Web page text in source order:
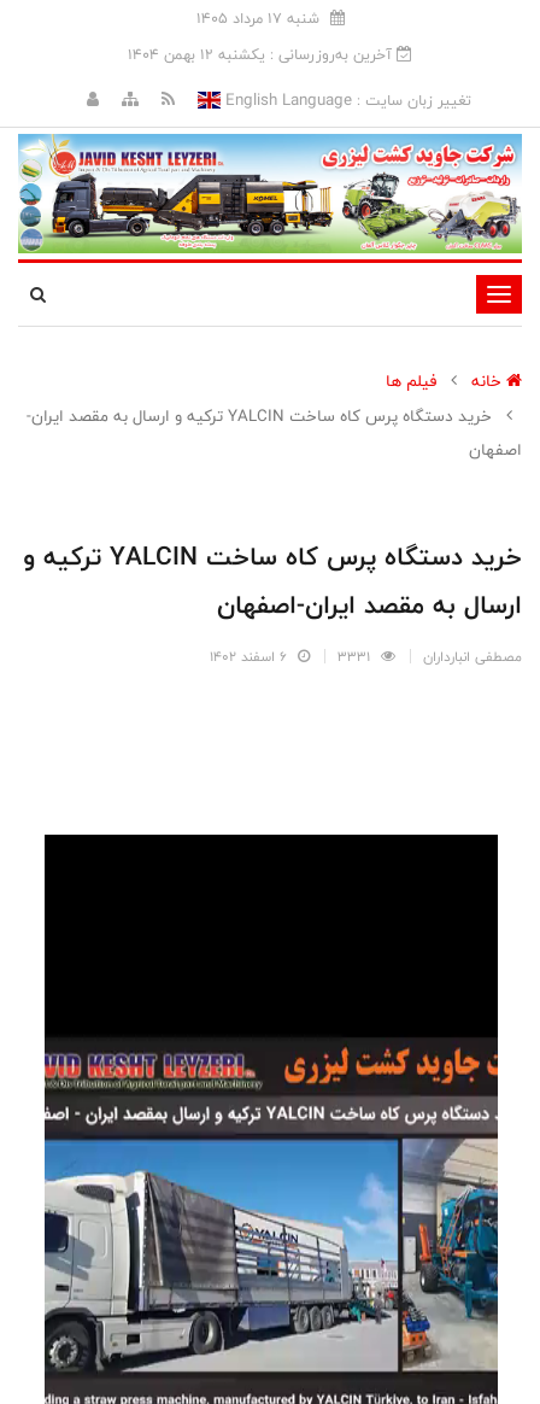
شنبه 17 مرداد 1405
آخرین به‌روزرسانی : يکشنبه 12 بهمن 1404
تغییر زبان سایت :English Language
تغییر
وضعیت
ناوبری
خانه
فیلم ها
خرید دستگاه پرس کاه ساخت YALCIN ترکیه و ارسال به مقصد ایران-
اصفهان
خرید دستگاه پرس کاه ساخت YALCIN ترکیه و
ارسال به مقصد ایران-اصفهان
مصطفی انبارداران